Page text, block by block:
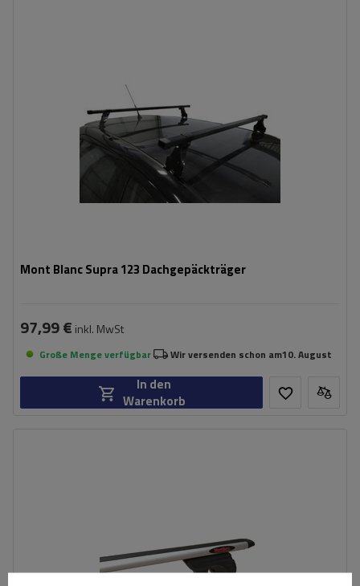
Mont Blanc Supra 123 Dachgepäckträger
97,99 € inkl. MwSt
Große Menge verfügbar Wir versenden schon am10. August
In den
Warenkorb